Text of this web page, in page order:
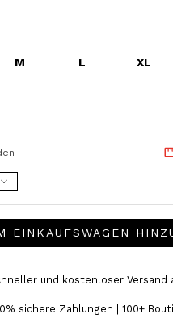
M L XL
EINKAUFSWAGEN
und kostenloser Versand
sichere Zahlungen | 100+